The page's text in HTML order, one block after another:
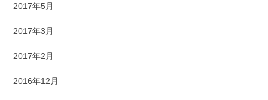
2017年5月
2017年3月
2017年2月
2016年12月